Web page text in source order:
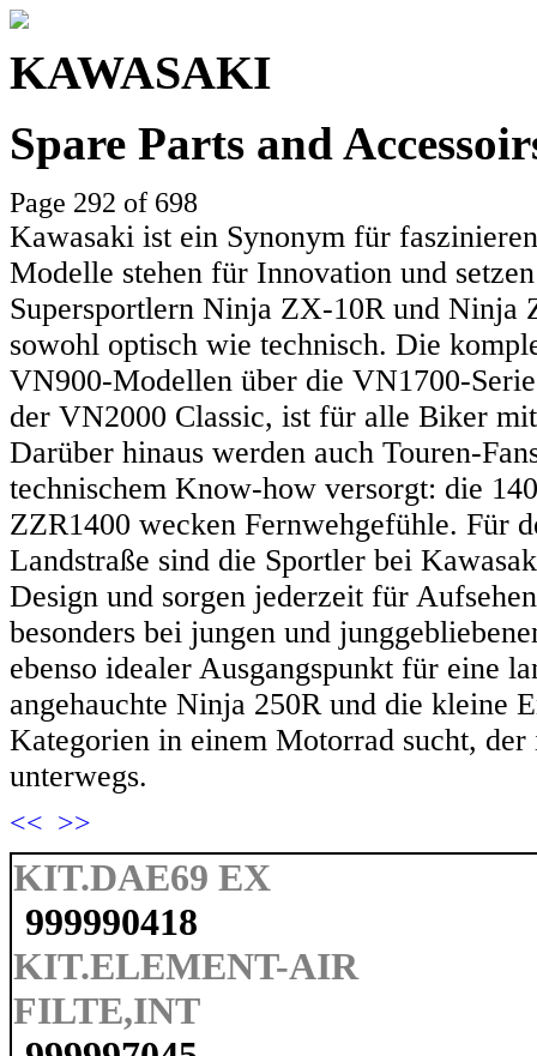
KAWASAKI
Spare Parts and
Page 292 of 698
Kawasaki ist ein Synonym für
Modelle stehen für Innovation und
Supersportlern Ninja ZX-10R und Ninja
sowohl optisch wie technisch. Die
VN900-Modellen über die VN1700-
der VN2000 Classic, ist für alle Biker
Darüber hinaus werden auch Touren-
technischem Know-how versorgt: die
ZZR1400 wecken Fernwehgefühle. Für
Landstraße sind die Sportler bei
Design und sorgen jederzeit für
besonders bei jungen und
ebenso idealer Ausgangspunkt für eine
angehauchte Ninja 250R und die kleine
Kategorien in einem Motorrad sucht,
unterwegs.
<< >>
KIT.DAE69 EX
999990418
KIT.ELEMENT-AIR
FILTE,INT